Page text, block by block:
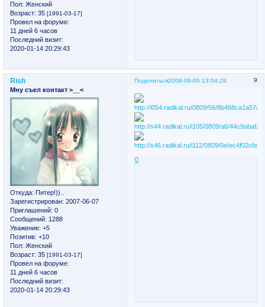
Пол: Женский
Возраст: 35 [1991-03-17]
Провел на форуме:
11 дней 6 часов
Последний визит:
2020-01-14 20:29:43
Поделиться 9
2008-09-06 13:04:29
Rish
Мну съел контакт >__<
Откуда: Питер!))..
Зарегистрирован: 2007-06-07
Приглашений: 0
Сообщений: 1288
Уважение: +5
Позитив: +10
Пол: Женский
Возраст: 35 [1991-03-17]
Провел на форуме:
11 дней 6 часов
Последний визит:
2020-01-14 20:29:43
0